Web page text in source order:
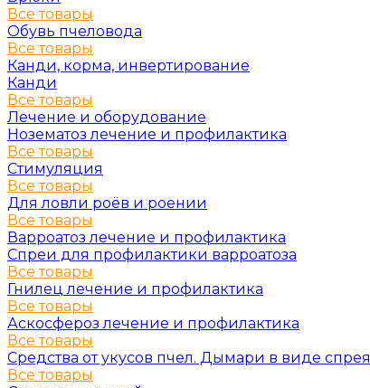
Все товары
Обувь пчеловода
Все товары
Канди, корма, инвертирование
Канди
Все товары
Лечение и оборудование
Нозематоз лечение и профилактика
Все товары
Стимуляция
Все товары
Для ловли роёв и роении
Все товары
Варроатоз лечение и профилактика
Спреи для профилактики варроатоза
Все товары
Гнилец лечение и профилактика
Все товары
Аскосфероз лечение и профилактика
Все товары
Средства от укусов пчел. Дымари в виде спрея
Все товары